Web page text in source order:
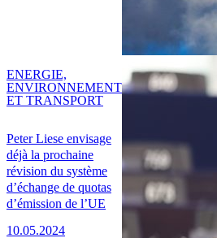
Peter Liese envisage
déjà la prochaine
révision du système
d’échange de quotas
d’émission de l’UE
10.05.2024
ENERGIE,
ENVIRONNEMENT
ET TRANSPORT